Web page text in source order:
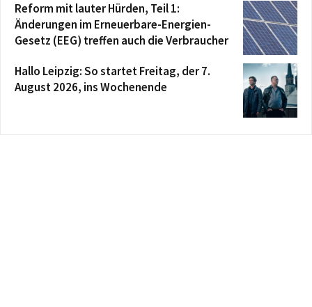
Reform mit lauter Hürden, Teil 1:
Änderungen im Erneuerbare-Energien-
Gesetz (EEG) treffen auch die Verbraucher
Hallo Leipzig: So startet Freitag, der 7.
August 2026, ins Wochenende